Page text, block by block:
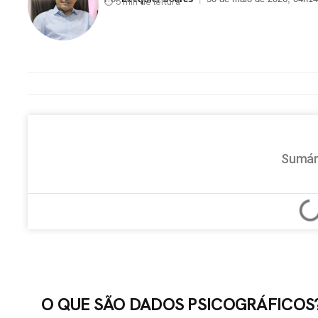
O QUE SÃO DADOS